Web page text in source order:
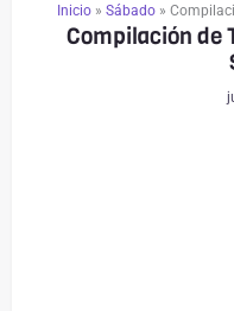
Inicio» Sábado»
Compilación de